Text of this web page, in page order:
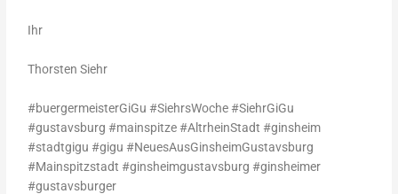
Ihr
Thorsten Siehr
#buergermeisterGiGu #SiehrsWoche #SiehrGiGu
#gustavsburg #mainspitze #AltrheinStadt #ginsheim
#stadtgigu #gigu #NeuesAusGinsheimGustavsburg
#Mainspitzstadt #ginsheimgustavsburg #ginsheimer
#gustavsburger